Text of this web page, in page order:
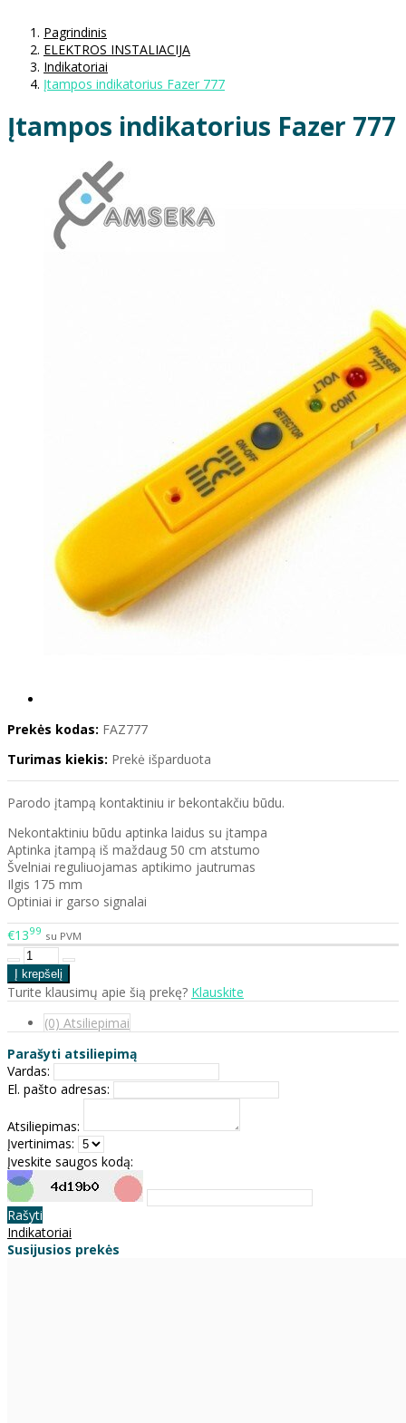
Pagrindinis
ELEKTROS INSTALIACIJA
Indikatoriai
Įtampos indikatorius Fazer 777
Įtampos indikatorius Fazer 777
Prekės kodas: FAZ777
Turimas kiekis: Prekė išparduota
Parodo įtampą kontaktiniu ir bekontakčiu būdu.
Nekontaktiniu būdu aptinka laidus su įtampa
Aptinka įtampą iš maždaug 50 cm atstumo
Švelniai reguliuojamas aptikimo jautrumas
Ilgis 175 mm
Optiniai ir garso signalai
€1399 su PVM
Turite klausimų apie šią prekę? Klauskite
(0) Atsiliepimai
Parašyti atsiliepimą
Vardas:
El. pašto adresas:
Atsiliepimas:
Įvertinimas:
Įveskite saugos kodą:
Rašyti
Indikatoriai
Susijusios prekės